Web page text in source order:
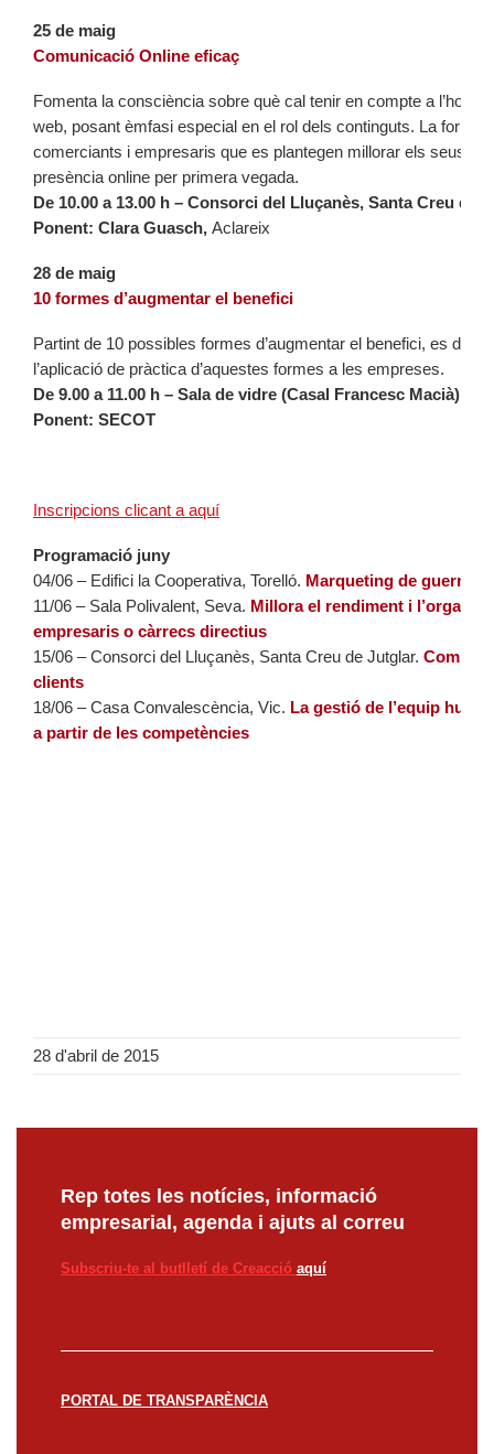
25 de maig
Comunicació Online eficaç
Fomenta la consciència sobre què cal tenir en compte a l’hora
web, posant èmfasi especial en el rol dels continguts. La
comerciants i empresaris que es plantegen millorar els seus
presència online per primera vegada.
De 10.00 a 13.00 h – Consorci del Lluçanès, Santa Creu de
Ponent: Clara Guasch, Aclareix
28 de maig
10 formes d’augmentar el benefici
Partint de 10 possibles formes d’augmentar el benefici, es
l’aplicació de pràctica d’aquestes formes a les empreses.
De 9.00 a 11.00 h – Sala de vidre (Casal Francesc Macià),
Ponent: SECOT
Inscripcions clicant a aquí
Programació juny
04/06 – Edifici la Cooperativa, Torelló. Marqueting de guerrilla
11/06 – Sala Polivalent, Seva. Millora el rendiment i
empresaris o càrrecs directius
15/06 – Consorci del Lluçanès, Santa Creu de Jutglar. Com
clients
18/06 – Casa Convalescència, Vic. La gestió de l’equip
a partir de les competències
28 d'abril de 2015
Rep totes les notícies, informació
empresarial, agenda i ajuts al correu
Subscriu-te al butlletí de Creacció aquí
PORTAL DE TRANSPARÈNCIA